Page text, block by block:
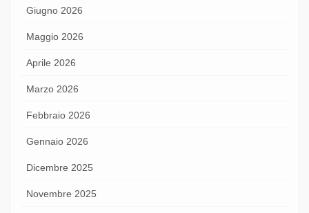
Giugno 2026
Maggio 2026
Aprile 2026
Marzo 2026
Febbraio 2026
Gennaio 2026
Dicembre 2025
Novembre 2025